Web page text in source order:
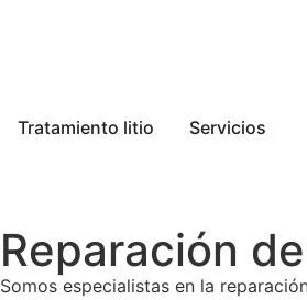
Tratamiento litio Servicios
Reparación
Somos especialistas en la